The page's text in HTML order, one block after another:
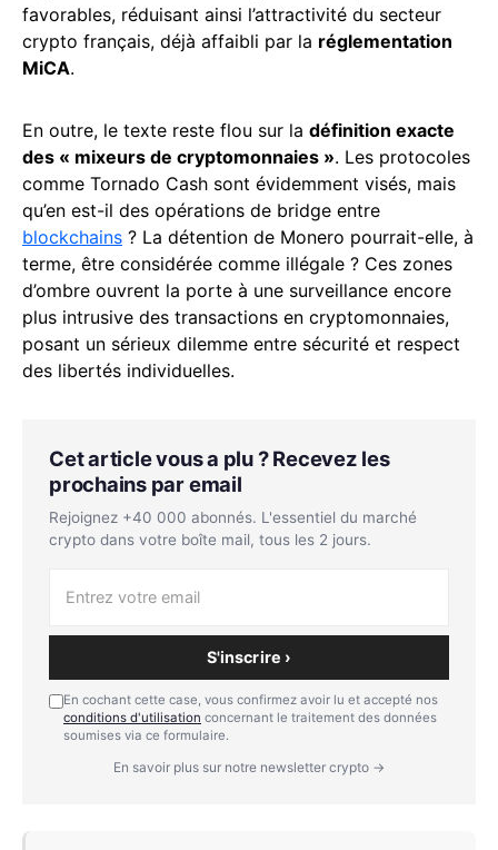
favorables, réduisant ainsi l’attractivité du secteur
crypto français, déjà affaibli par la réglementation
MiCA.
En outre, le texte reste flou sur la définition exacte
des « mixeurs de cryptomonnaies ». Les protocoles
comme Tornado Cash sont évidemment visés, mais
qu’en est-il des opérations de bridge entre
blockchains ? La détention de Monero pourrait-elle, à
terme, être considérée comme illégale ? Ces zones
d’ombre ouvrent la porte à une surveillance encore
plus intrusive des transactions en cryptomonnaies,
posant un sérieux dilemme entre sécurité et respect
des libertés individuelles.
Cet article vous a plu ? Recevez les
prochains par email
Rejoignez +40 000 abonnés. L'essentiel du marché
crypto dans votre boîte mail, tous les 2 jours.
S'inscrire ›
En cochant cette case, vous confirmez avoir lu et accepté nos
conditions d'utilisation concernant le traitement des données
soumises via ce formulaire.
En savoir plus sur notre newsletter crypto →